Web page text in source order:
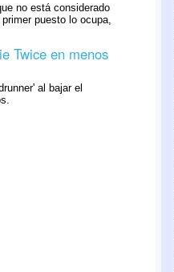
no está considerado
puesto lo ocupa,
Twice en menos
al bajar el